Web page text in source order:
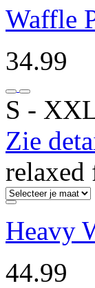
Waffle
34.99
S ‐
Zie
relaxed
Heavy
44.99